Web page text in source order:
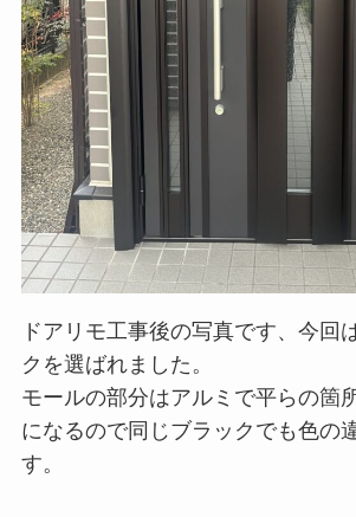
ドアリモ工事後の写真です、今回
クを選ばれました。
モールの部分はアルミで平らの箇
になるので同じブラックでも色の
す。